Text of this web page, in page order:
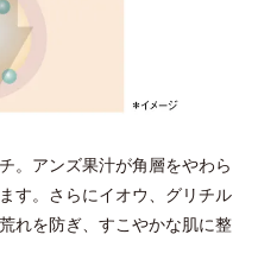
。アンズ果汁が角層をやわら
す。さらにイオウ、グリチル
れを防ぎ、すこやかな肌に整